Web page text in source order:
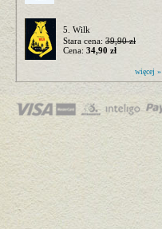
5. Wilk
Stara cena: 39,90 zł
Cena: 34,90 zł
więcej »